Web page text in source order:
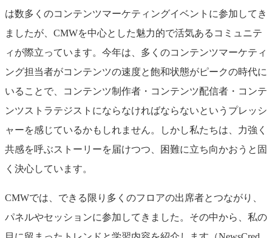
は数多くのコンテンツマーケティングイベントに参加してき
ましたが、CMWを中心とした魅力的で活気あるコミュニテ
ィが際立っています。今年は、多くのコンテンツマーケティ
ング担当者がコンテンツの速度と飽和状態がピークの時代に
いることで、コンテンツ制作者・コンテンツ配信者・コンテ
ンツストラテジストにならなければならないというプレッシ
ャーを感じているかもしれません。しかし私たちは、力強く
共感を呼ぶストーリーを届けつつ、困難に立ち向かおうと固
く決心しています。
CMWでは、できる限り多くのフロアの出席者とつながり、
パネルやセッションに参加してきました。その中から、私の